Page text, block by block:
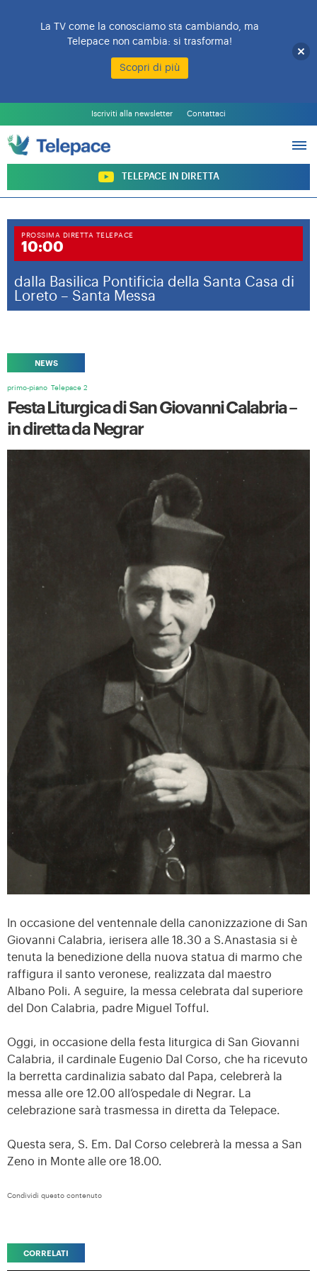
Iscriviti alla newsletter Contattaci
TELEPACE IN DIRETTA
L’EMITTENTE
PALINSESTO
PROGRAMMI
ARCHIVIO PROGRAMMI
SOSTIENI TELEPACE
PROSSIMA DIRETTA TELEPACE
10:00
dalla Basilica Pontificia della Santa Casa di
Loreto – Santa Messa
NEWS
primo-piano Telepace 2
Festa Liturgica di San Giovanni Calabria –
in diretta da Negrar
In occasione del ventennale della canonizzazione di San
Giovanni Calabria, ierisera alle 18.30 a S.Anastasia si è
tenuta la benedizione della nuova statua di marmo che
raffigura il santo veronese, realizzata dal maestro
Albano Poli. A seguire, la messa celebrata dal superiore
del Don Calabria, padre Miguel Tofful.
Oggi, in occasione della festa liturgica di San Giovanni
Calabria, il cardinale Eugenio Dal Corso, che ha ricevuto
la berretta cardinalizia sabato dal Papa, celebrerà la
messa alle ore 12.00 all’ospedale di Negrar. La
celebrazione sarà trasmessa in diretta da Telepace.
Questa sera, S. Em. Dal Corso celebrerà la messa a San
Zeno in Monte alle ore 18.00.
Condividi questo contenuto
CORRELATI
La TV come la conosciamo sta cambiando, ma
Telepace non cambia: si trasforma!
Scopri di più